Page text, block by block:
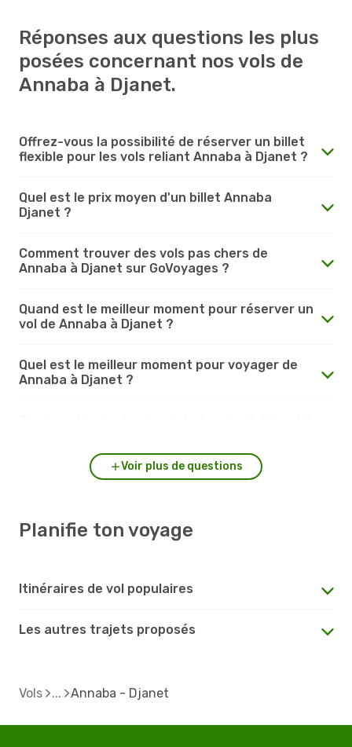
Réponses aux questions les plus
posées concernant nos vols de
Annaba à Djanet.
Offrez-vous la possibilité de réserver un billet
flexible pour les vols reliant Annaba à Djanet ?
Quel est le prix moyen d'un billet Annaba
Djanet ?
Comment trouver des vols pas chers de
Annaba à Djanet sur GoVoyages ?
Quand est le meilleur moment pour réserver un
vol de Annaba à Djanet ?
Quel est le meilleur moment pour voyager de
Annaba à Djanet ?
Voir plus de questions
Planifie ton voyage
Itinéraires de vol populaires
Les autres trajets proposés
Vols Annaba - Djanet